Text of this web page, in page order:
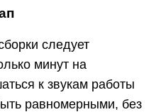
следует
минут на
к звукам работы
равномерными, без